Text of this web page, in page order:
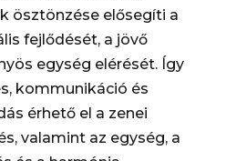
ösztönzése elősegíti a
fejlődését, a jövő
egység elérését. Így
kommunikáció és
érhető el a zenei
valamint az egység, a